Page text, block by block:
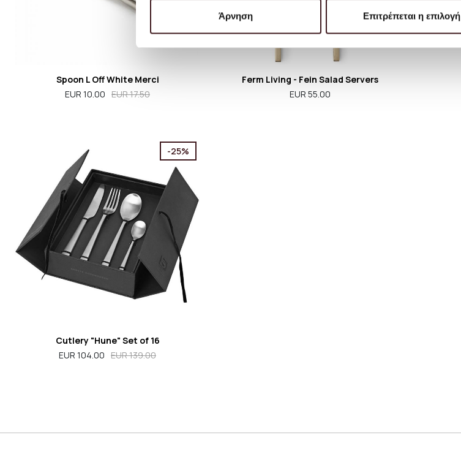
Άρνηση Επιτρέπεται η επιλογή
Spoon L Off White Merci
EUR 10.00 EUR 17.50
Ferm Living - Fein Salad Servers
EUR 55.00
-25%
Cutlery "Hune" Set of 16
EUR 104.00 EUR 139.00